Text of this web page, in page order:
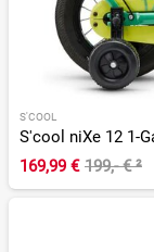
S'COOL
S'cool niXe 12 1-
169,99 € 199,- €²